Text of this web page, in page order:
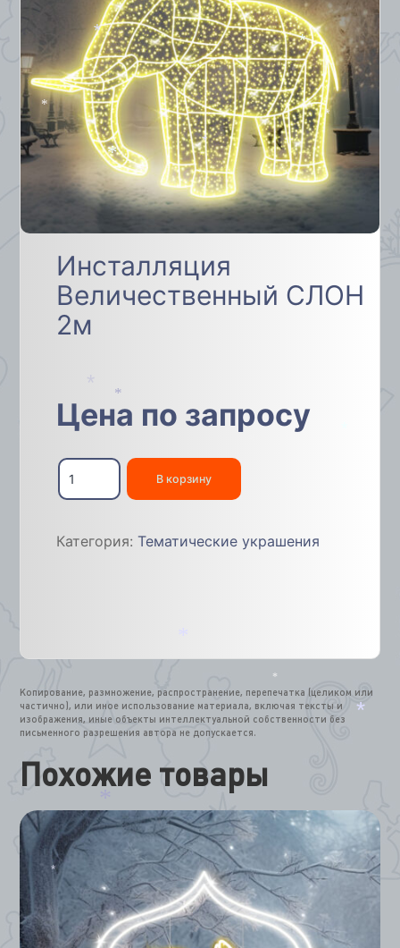
Инсталляция
Величественный СЛОН
2м
Цена по запросу
Количество
товара
Инсталляция
2м
В корзину
Категория:Тематические украшения
Копирование, размножение, распространение, перепечатка (целиком или
частично), или иное использование материала, включая тексты и
изображения, иные объекты интеллектуальной собственности без
письменного разрешения автора не допускается.
Похожие товары
*
*
* *
*
*
* *
*
*
*